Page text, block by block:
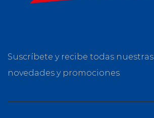
Suscríbete y recibe todas nuestras
novedades y promociones